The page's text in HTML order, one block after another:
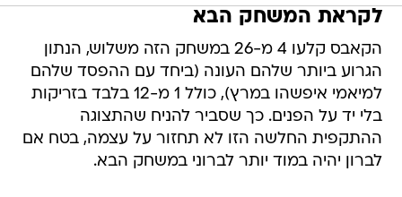
לקראת המשחק הבא
הקאבס קלעו 4 מ-26 במשחק הזה משלוש, הנתון
הגרוע ביותר שלהם העונה (ביחד עם ההפסד שלהם
למיאמי איפשהו במרץ), כולל 1 מ-12 בלבד בזריקות
בלי יד על הפנים. כך שסביר להניח שהתצוגה
ההתקפית החלשה הזו לא תחזור על עצמה, בטח אם
לברון יהיה במוד יותר לברוני במשחק הבא.